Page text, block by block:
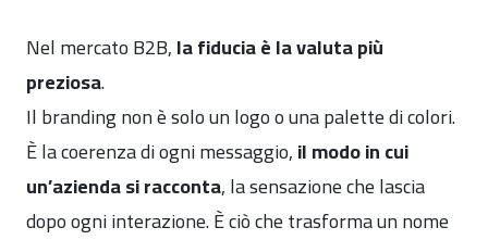
Nel mercato B2B,la fiducia è la valuta più
preziosa.
Il branding non è solo un logo o una palette di colori.
È la coerenza di ogni messaggio,il modo in cui
un’azienda si racconta, la sensazione che lascia
dopo ogni interazione. È ciò che trasforma un nome